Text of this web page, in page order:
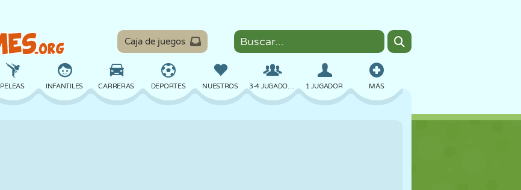
Caja de juegos
MÁS
PELEAS INFANTILES CARRERAS DEPORTES NUESTROS 3-4 JUGADORES 1 JUGADOR